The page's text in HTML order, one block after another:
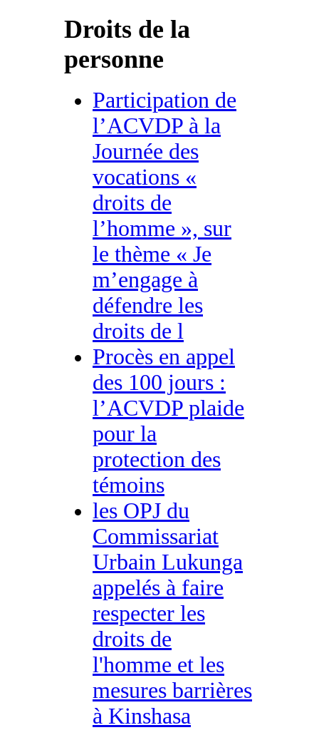
Droits de la
personne
Participation de
l’ACVDP à la
Journée des
vocations «
droits de
l’homme », sur
le thème « Je
m’engage à
défendre les
droits de l
Procès en appel
des 100 jours :
l’ACVDP plaide
pour la
protection des
témoins
les OPJ du
Commissariat
Urbain Lukunga
appelés à faire
respecter les
droits de
l'homme et les
mesures barrières
à Kinshasa